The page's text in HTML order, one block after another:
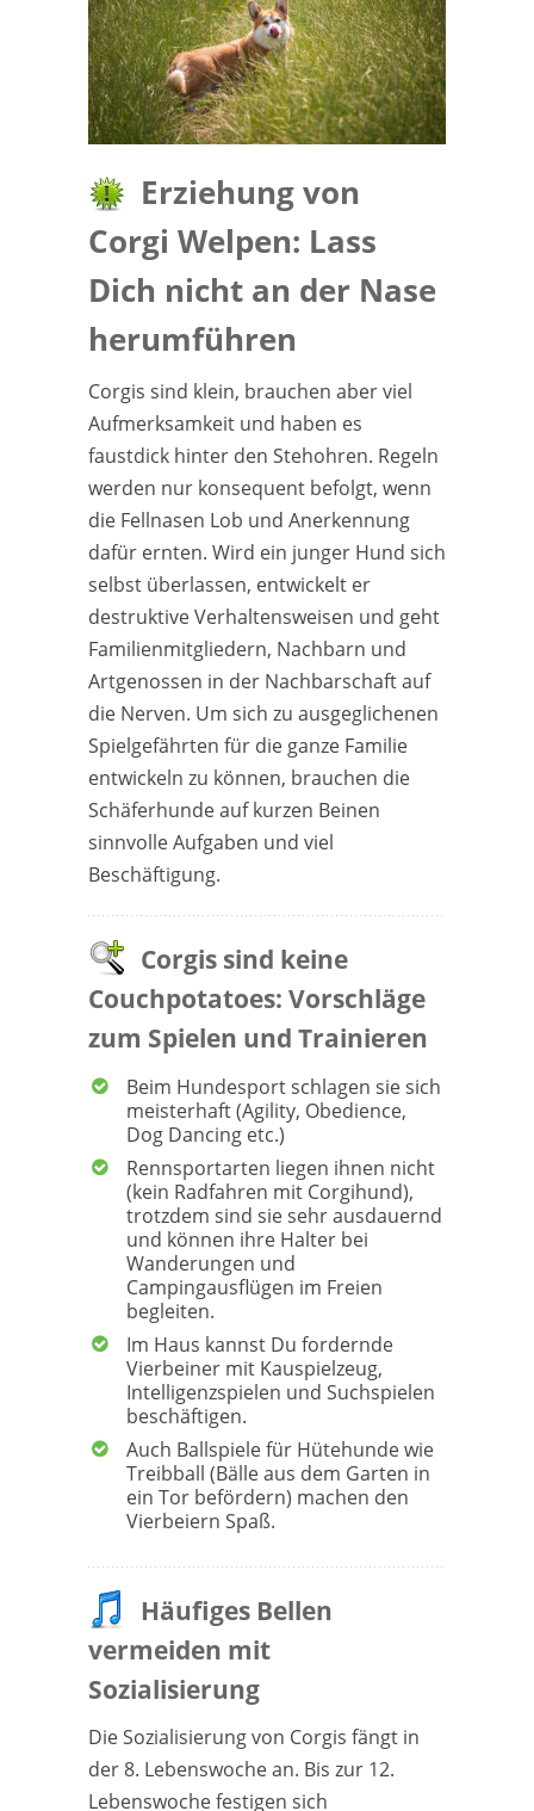
Erziehung von
Corgi Welpen: Lass
Dich nicht an der Nase
herumführen
Corgis sind klein, brauchen aber viel
Aufmerksamkeit und haben es
faustdick hinter den Stehohren. Regeln
werden nur konsequent befolgt, wenn
die Fellnasen Lob und Anerkennung
dafür ernten. Wird ein junger Hund sich
selbst überlassen, entwickelt er
destruktive Verhaltensweisen und geht
Familienmitgliedern, Nachbarn und
Artgenossen in der Nachbarschaft auf
die Nerven. Um sich zu ausgeglichenen
Spielgefährten für die ganze Familie
entwickeln zu können, brauchen die
Schäferhunde auf kurzen Beinen
sinnvolle Aufgaben und viel
Beschäftigung.
Corgis sind keine
Couchpotatoes: Vorschläge
zum Spielen und Trainieren
Beim Hundesport schlagen sie sich
meisterhaft (Agility, Obedience,
Dog Dancing etc.)
Rennsportarten liegen ihnen nicht
(kein Radfahren mit Corgihund),
trotzdem sind sie sehr ausdauernd
und können ihre Halter bei
Wanderungen und
Campingausflügen im Freien
begleiten.
Im Haus kannst Du fordernde
Vierbeiner mit Kauspielzeug,
Intelligenzspielen und Suchspielen
beschäftigen.
Auch Ballspiele für Hütehunde wie
Treibball (Bälle aus dem Garten in
ein Tor befördern) machen den
Vierbeiern Spaß.
Häufiges Bellen
vermeiden mit
Sozialisierung
Die Sozialisierung von Corgis fängt in
der 8. Lebenswoche an. Bis zur 12.
Lebenswoche festigen sich